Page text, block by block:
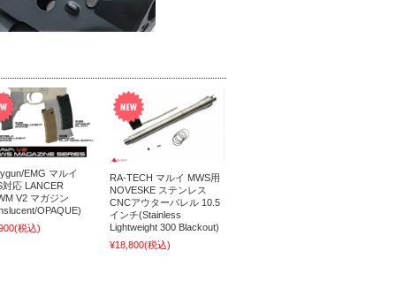
EMG マルイ
対応 LANCER
V2 マガジン
OPAQUE)
(税込)
RA-TECH マルイ MWS用
NOVESKE ステンレス
CNCアウターバレル 10.5
インチ(Stainless
Lightweight 300 Blackout)
¥18,800(税込)